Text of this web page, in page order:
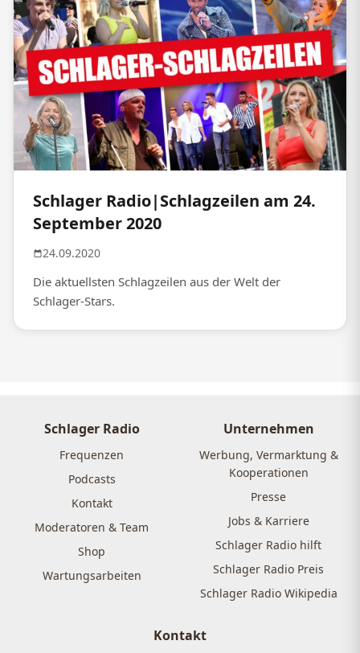
Schlager Radio|Schlagzeilen am 24.
September 2020
24.09.2020
Die aktuellsten Schlagzeilen aus der Welt der
Schlager-Stars.
Schlager Radio
Frequenzen
Podcasts
Kontakt
Moderatoren & Team
Shop
Wartungsarbeiten
Unternehmen
Werbung, Vermarktung &
Kooperationen
Presse
Jobs & Karriere
Schlager Radio hilft
Schlager Radio Preis
Schlager Radio Wikipedia
Kontakt